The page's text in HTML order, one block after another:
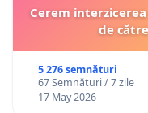
Cerem
de
5 276 semnături
67 Semnături / 7 zile
17 May 2026